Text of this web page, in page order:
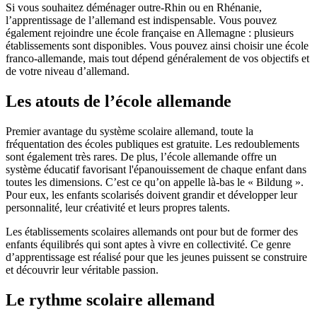
Si vous souhaitez déménager outre-Rhin ou en Rhénanie,
l’apprentissage de l’allemand est indispensable. Vous pouvez
également rejoindre une école française en Allemagne : plusieurs
établissements sont disponibles. Vous pouvez ainsi choisir une école
franco-allemande, mais tout dépend généralement de vos objectifs et
de votre niveau d’allemand.
Les atouts de l’école allemande
Premier avantage du système scolaire allemand, toute la
fréquentation des écoles publiques est gratuite. Les redoublements
sont également très rares. De plus, l’école allemande offre un
système éducatif favorisant l'épanouissement de chaque enfant dans
toutes les dimensions. C’est ce qu’on appelle là-bas le « Bildung ».
Pour eux, les enfants scolarisés doivent grandir et développer leur
personnalité, leur créativité et leurs propres talents.
Les établissements scolaires allemands ont pour but de former des
enfants équilibrés qui sont aptes à vivre en collectivité. Ce genre
d’apprentissage est réalisé pour que les jeunes puissent se construire
et découvrir leur véritable passion.
Le rythme scolaire allemand